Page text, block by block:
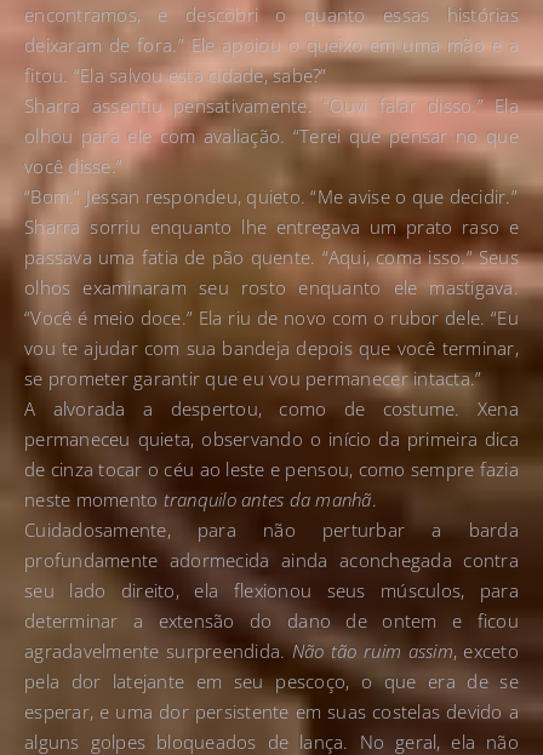
encontramos, e descobri o quanto essas histórias
deixaram de fora.” Ele apoiou o queixo em uma mão e a
fitou. “Ela salvou esta cidade, sabe?”
Sharra assentiu pensativamente. “Ouvi falar disso.” Ela
olhou para ele com avaliação. “Terei que pensar no que
você disse.”
“Bom.” Jessan respondeu, quieto. “Me avise o que decidir.”
Sharra sorriu enquanto lhe entregava um prato raso e
passava uma fatia de pão quente. “Aqui, coma isso.” Seus
olhos examinaram seu rosto enquanto ele mastigava.
“Você é meio doce.” Ela riu de novo com o rubor dele. “Eu
vou te ajudar com sua bandeja depois que você terminar,
se prometer garantir que eu vou permanecer intacta.”
A alvorada a despertou, como de costume. Xena
permaneceu quieta, observando o início da primeira dica
de cinza tocar o céu ao leste e pensou, como sempre fazia
neste momento tranquilo antes da manhã.
Cuidadosamente, para não perturbar a barda
profundamente adormecida ainda aconchegada contra
seu lado direito, ela flexionou seus músculos, para
determinar a extensão do dano de ontem e ficou
agradavelmente surpreendida.Não tão ruim assim, exceto
pela dor latejante em seu pescoço, o que era de se
esperar, e uma dor persistente em suas costelas devido a
alguns golpes bloqueados de lança. No geral, ela não